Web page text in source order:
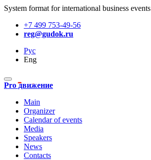
System format for international business events
+7 499 753-49-56
reg@gudok.ru
Рус
Eng
Pro движение
Main
Organizer
Calendar of events
Media
Speakers
News
Contacts